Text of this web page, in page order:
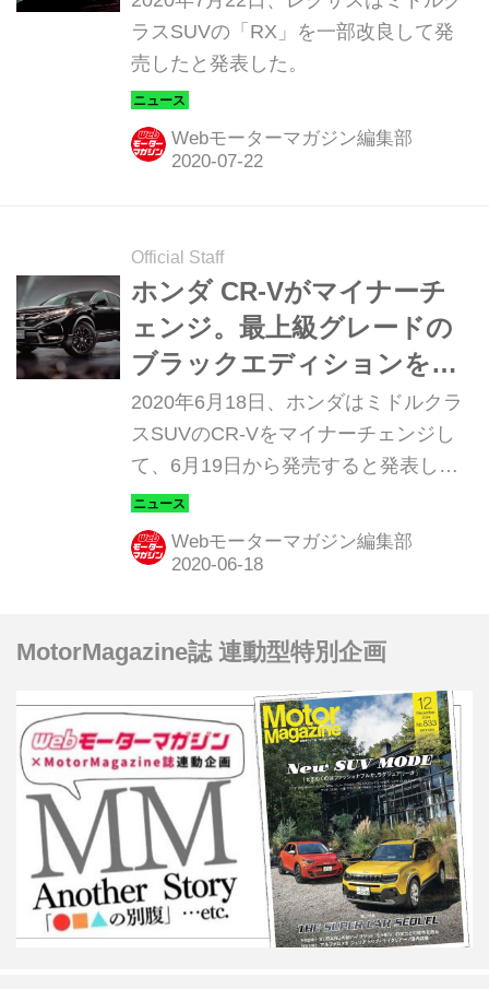
ラスSUVの「RX」を一部改良して発
売したと発表した。
Webモーターマガジン編集部
Official Staff
ホンダ CR-Vがマイナーチ
ェンジ。最上級グレードの
ブラックエディションを追
加
2020年6月18日、ホンダはミドルクラ
スSUVのCR-Vをマイナーチェンジし
て、6月19日から発売すると発表し
た。
Webモーターマガジン編集部
MotorMagazine誌 連動型特別企画